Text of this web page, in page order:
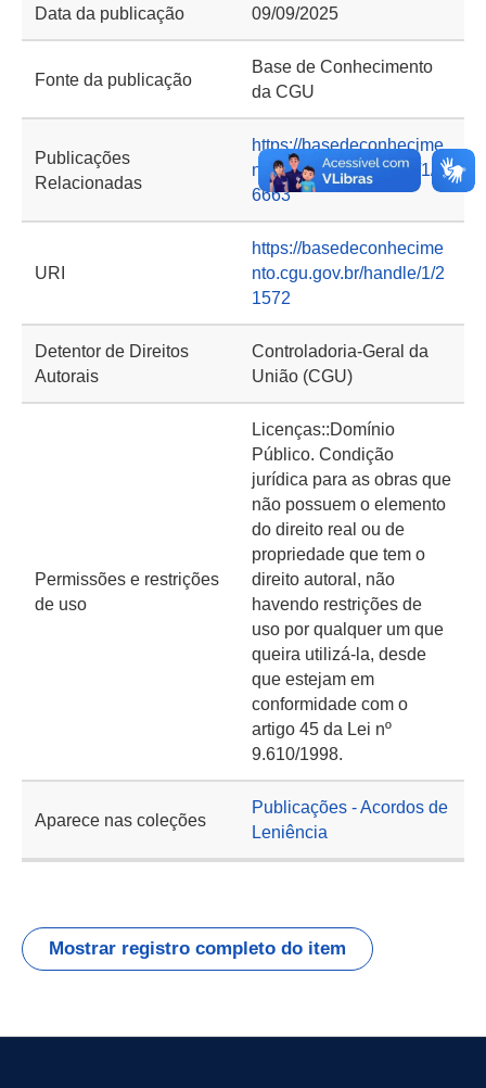
Data da publicação 09/09/2025
Fonte da publicação
Base de Conhecimento
da CGU
Publicações
Relacionadas
https://basedeconhecime
nto.cgu.gov.br/handle/1/1
6663
URI
https://basedeconhecime
nto.cgu.gov.br/handle/1/2
1572
Detentor de Direitos
Autorais
Controladoria-Geral da
União (CGU)
Permissões e restrições
de uso
Licenças::Domínio
Público. Condição
jurídica para as obras que
não possuem o elemento
do direito real ou de
propriedade que tem o
direito autoral, não
havendo restrições de
uso por qualquer um que
queira utilizá-la, desde
que estejam em
conformidade com o
artigo 45 da Lei nº
9.610/1998.
Aparece nas coleções
Publicações - Acordos de
Leniência
Mostrar registro completo do item